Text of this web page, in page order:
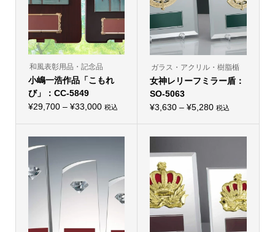
和風表彰用品・記念品
小嶋一浩作品「こもれ
び」：CC-5849
¥29,700 – ¥33,000価税込
の
に
複
数
の
シ
ガラス・アクリル・樹脂楯
女神レリーフミラー盾：
SO-5063
¥3,630 – ¥5,280価
¥5,280
税込
の
は
複
数
の
バ
リ
エ
ー